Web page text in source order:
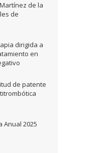
de la
de
dirigida a
en
de patente
Anual 2025